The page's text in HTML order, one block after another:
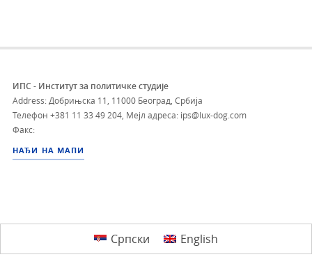
ИПС - Институт за политичке студије
Address: Добрињска 11, 11000 Београд, Србија
Телефон +381 11 33 49 204 Мејл адреса: ips@lux-dog.com
Факс:
НАЂИ НА МАПИ
Српски English